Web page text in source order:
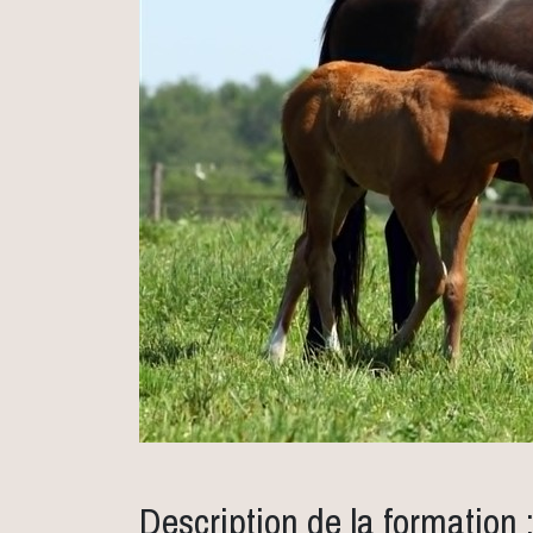
Description de la formation :